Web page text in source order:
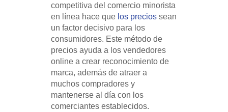
competitiva del comercio minorista
en línea hace que los precios sean
un factor decisivo para los
consumidores. Este método de
precios ayuda a los vendedores
online a crear reconocimiento de
marca, además de atraer a
muchos compradores y
mantenerse al día con los
comerciantes establecidos.